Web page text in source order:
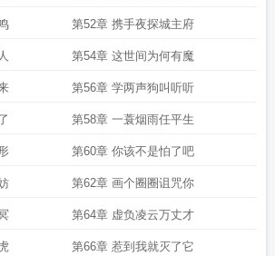
第52章 携手夜探城主府
第54章 这世间为何有魔
第56章 学两声狗叫听听
第58章 一蓑烟雨任平生
第60章 你该不是怕了吧
第62章 画个圈圈诅咒你
第64章 虚负凌云万丈才
第66章 惹到我就灭了它